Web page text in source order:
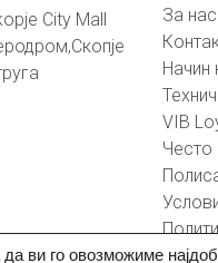
City Mall
За нас
Начин
VIB
Често
ви го овозможиме